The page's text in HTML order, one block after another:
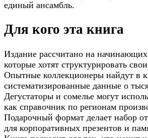
единый ансамбль.
Для кого эта книга
Издание рассчитано на начинающих
которые хотят структурировать
Опытные коллекционеры найдут в
систематизированные данные о
Дегустаторы и сомелье могут
как справочник по регионам
Подарочный формат делает набор
для корпоративных презентов и